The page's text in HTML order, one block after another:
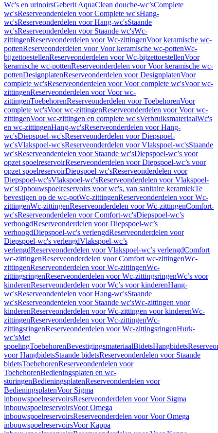
Wc's en urinoirsGeberit AquaClean douche-wc’sComplete
wc'sReserveonderdelen voor Complete wc'sHang-
wc'sReserveonderdelen voor Hang-wc'sStaande
wc'sReserveonderdelen voor Staande wc'sWc-
zittingenReserveonderdelen voor Wc-zittingenVoor keramische wc-
pottenReserveonderdelen voor Voor keramische wc-pottenWc-
bijzettoestellenReserveonderdelen voor Wc-bijzettoestellenVoor
keramische wc-pottenReserveonderdelen voor Voor keramische wc-
pottenDesignplatenReserveonderdelen voor DesignplatenVoor
complete wc'sReserveonderdelen voor Voor complete wc'sVoor wc-
zittingenReserveonderdelen voor Voor wc-
zittingenToebehorenReserveonderdelen voor ToebehorenVoor
complete wc'sVoor wc-zittingenReserveonderdelen voor Voor wc-
zittingenVoor wc-zittingen en complete wc'sVerbruiksmateriaalWc's
en wc-zittingenHang-wc'sReserveonderdelen voor Hang-
wc'sDiepspoel-wc'sReserveonderdelen voor Diepspoel-
wc'sVlakspoel-wc'sReserveonderdelen voor Vlakspoel-wc'sStaande
wc'sReserveonderdelen voor Staande wc'sDiepspoel-wc’s voor
opzet spoelreservoirReserveonderdelen voor Diepspoel-wc’s voor
opzet spoelreservoirDiepspoel-wc'sReserveonderdelen voor
Diepspoel-wc'sVlakspoel-wc'sReserveonderdelen voor Vlakspoel-
wc'sOpbouwspoelreservoirs voor wc's, van sanitaire keramiekTe
bevestigen op de wc-potWc-zittingenReserveonderdelen voor Wc-
zittingenWc-zittingenReserveonderdelen voor Wc-zittingenComfort-
wc'sReserveonderdelen voor Comfort-wc'sDiepspoel-wc’s
verhoogdReserveonderdelen voor Diepspoel-wc’s
verhoogdDiepspoel-wc's verlengdReserveonderdelen voor
Diepspoel-wc's verlengdVlakspoel-wc’s
verlengdReserveonderdelen voor Vlakspoel-wc’s verlengdComfort
wc-zittingenReserveonderdelen voor Comfort wc-zittingenWc-
zittingenReserveonderdelen voor Wc-zittingenWc-
zittingsringenReserveonderdelen voor Wc-zittingsringenWc’s voor
kinderenReserveonderdelen voor Wc’s voor kinderenHang-
wc'sReserveonderdelen voor Hang-wc'sStaande
wc'sReserveonderdelen voor Staande wc'sWc-zittingen voor
kinderenReserveonderdelen voor Wc-zittingen voor kinderenWc-
zittingenReserveonderdelen voor Wc-zittingenWc-
zittingsringenReserveonderdelen voor Wc-zittingsringenHurk-
wc’sMet
spoelingToebehorenBevestigingsmateriaalBidetsHangbidets
voor HangbidetsStaande bidetsReserveonderdelen voor Staande
bidetsToebehorenReserveonderdelen voor
ToebehorenBedieningsplaten en wc-
sturingenBedieningsplatenReserveonderdelen voor
BedieningsplatenVoor Sigma
inbouwspoelreservoirsReserveonderdelen voor Voor Sigma
inbouwspoelreservoirsVoor Omega
inbouwspoelreservoirsReserveonderdelen voor Voor Omega
inbouwspoelreservoirsVoor Kappa